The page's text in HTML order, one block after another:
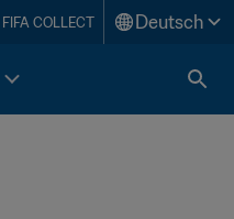
FIFA COLLECT Deutsch